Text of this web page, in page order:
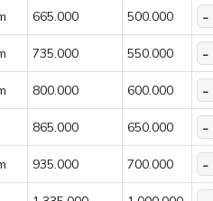
665.000 500.000
735.000 550.000
800.000 600.000
865.000 650.000
935.000 700.000